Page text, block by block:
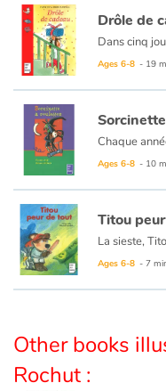
Blog
Learn french with
French book lists for
Reading for children
Activities and
Dyslexia and reading
Drôle de
Ages 6-8 - 19
Ages 6-8 - 10
Titou
La sieste,
Ages 6-8 - 7
Other books
Rochut :